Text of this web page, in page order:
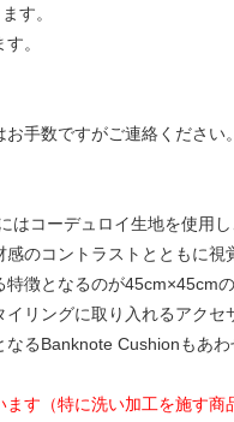
す。
。
手数ですがご連絡ください。
コーデュロイ生地を使用
のコントラストとともに
徴となるのが45cm×45cm
リングに取り入れるアク
るBanknote Cushionもあわ
す（特に洗い加工を施す商